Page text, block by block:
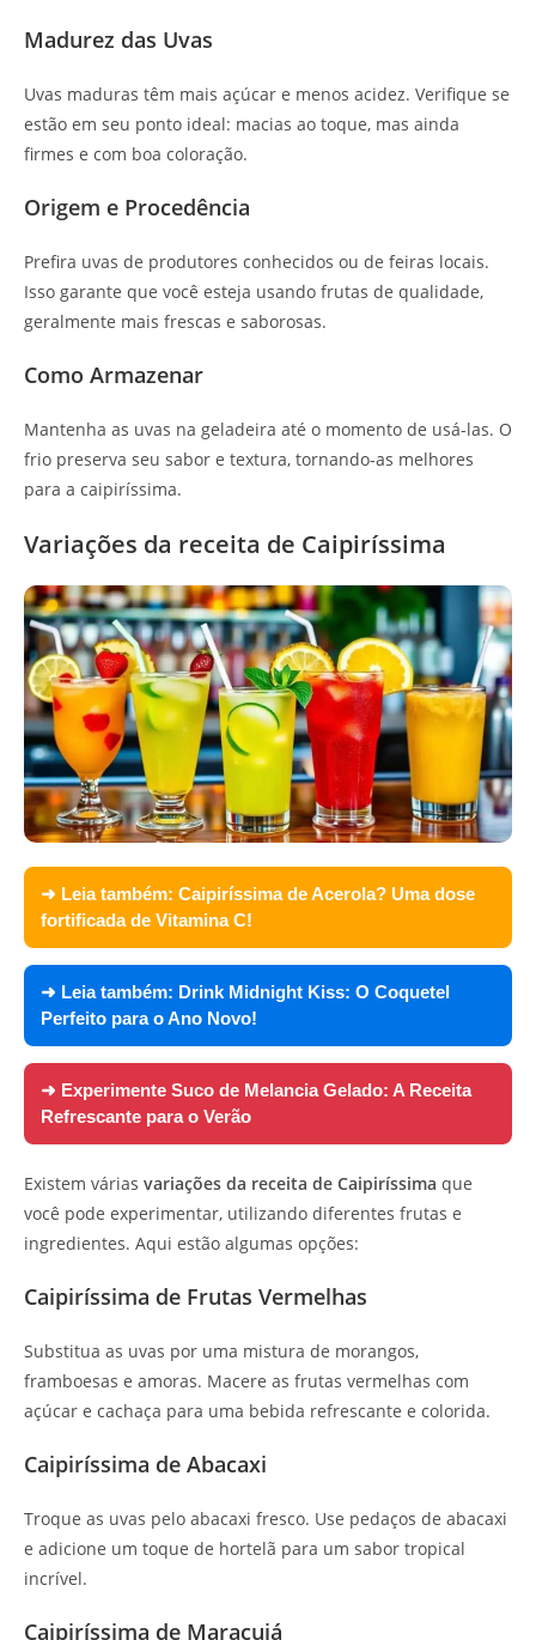
Madurez das Uvas
Uvas maduras têm mais açúcar e menos acidez. Verifique se
estão em seu ponto ideal: macias ao toque, mas ainda
firmes e com boa coloração.
Origem e Procedência
Prefira uvas de produtores conhecidos ou de feiras locais.
Isso garante que você esteja usando frutas de qualidade,
geralmente mais frescas e saborosas.
Como Armazenar
Mantenha as uvas na geladeira até o momento de usá-las. O
frio preserva seu sabor e textura, tornando-as melhores
para a caipiríssima.
Variações da receita de Caipiríssima
➜ Leia também: Caipiríssima de Acerola? Uma dose
fortificada de Vitamina C!
➜ Leia também: Drink Midnight Kiss: O Coquetel
Perfeito para o Ano Novo!
➜ Experimente Suco de Melancia Gelado: A Receita
Refrescante para o Verão
Existem várias variações da receita de Caipiríssima que
você pode experimentar, utilizando diferentes frutas e
ingredientes. Aqui estão algumas opções:
Caipiríssima de Frutas Vermelhas
Substitua as uvas por uma mistura de morangos,
framboesas e amoras. Macere as frutas vermelhas com
açúcar e cachaça para uma bebida refrescante e colorida.
Caipiríssima de Abacaxi
Troque as uvas pelo abacaxi fresco. Use pedaços de abacaxi
e adicione um toque de hortelã para um sabor tropical
incrível.
Caipiríssima de Maracujá